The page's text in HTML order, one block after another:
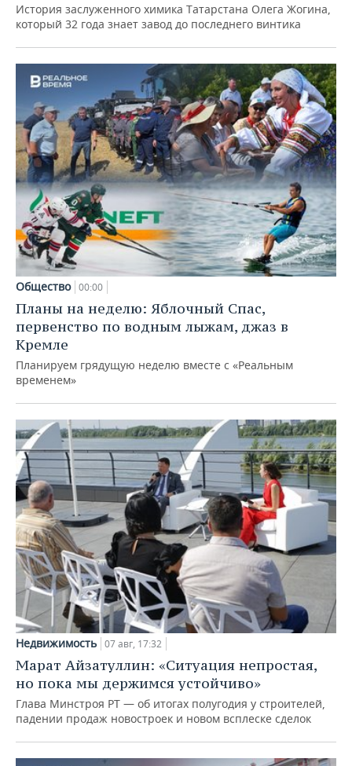
История заслуженного химика Татарстана Олега Жогина,
который 32 года знает завод до последнего винтика
Общество 00:00
Планы на неделю: Яблочный Спас,
первенство по водным лыжам, джаз в
Кремле
Планируем грядущую неделю вместе с «Реальным
временем»
Недвижимость 07 авг, 17:32
Марат Айзатуллин: «Ситуация непростая,
но пока мы держимся устойчиво»
Глава Минстроя РТ — об итогах полугодия у строителей,
падении продаж новостроек и новом всплеске сделок